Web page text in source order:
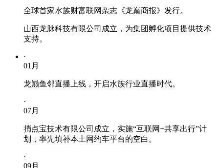
全球首家水族财富联网杂志《龙巅商报》发行。
山西龙脉科技有限公司成立，为集团孵化项目提供技术
支持。
·
01 月
龙巅鱼邻直播上线，开启水族行业直播时代。
·
07月
捎点宝技术有限公司成立，实施“互联网+共享出行”计
划，率先填补本土网约车平台的空白。
·
09月